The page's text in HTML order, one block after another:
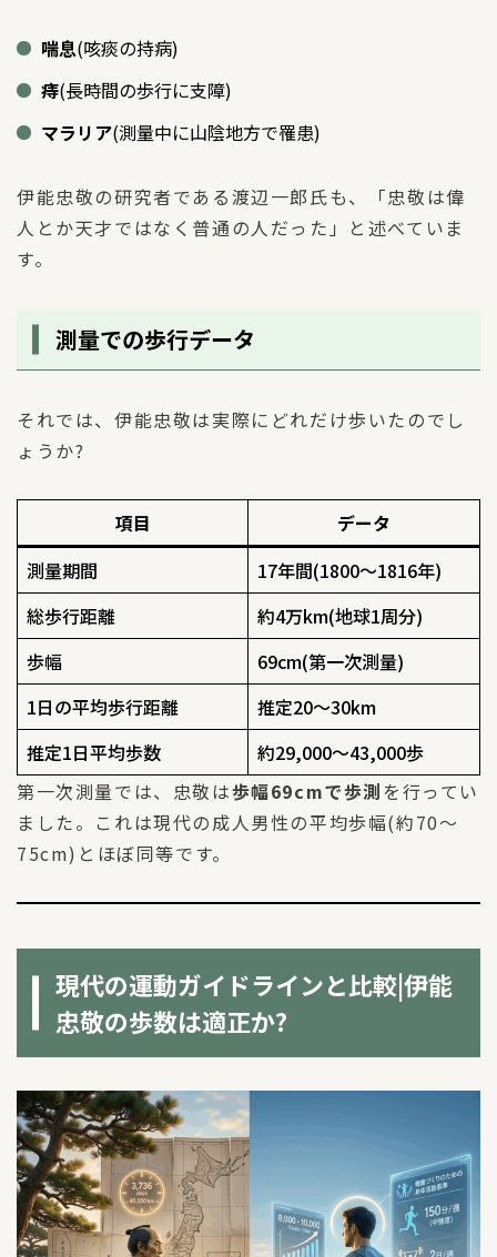
喘息(咳痰の持病)
痔(長時間の歩行に支障)
マラリア(測量中に山陰地方で罹患)
伊能忠敬の研究者である渡辺一郎氏も、「忠敬は偉
人とか天才ではなく普通の人だった」と述べていま
す。
測量での歩行データ
それでは、伊能忠敬は実際にどれだけ歩いたのでし
ょうか?
項目
データ
測量期間
17年間(1800〜1816年)
総歩行距離
約4万km(地球1周分)
歩幅
69cm(第一次測量)
1日の平均歩行距離
推定20〜30km
推定1日平均歩数
約29,000〜43,000歩
第一次測量では、忠敬は歩幅69cmで歩測 を行ってい
ました。これは現代の成人男性の平均歩幅(約70〜
75cm)とほぼ同等です。
現代の運動ガイドラインと比較|伊能
忠敬の歩数は適正か?